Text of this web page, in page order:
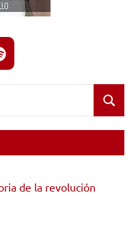
Buscar
de la revolución